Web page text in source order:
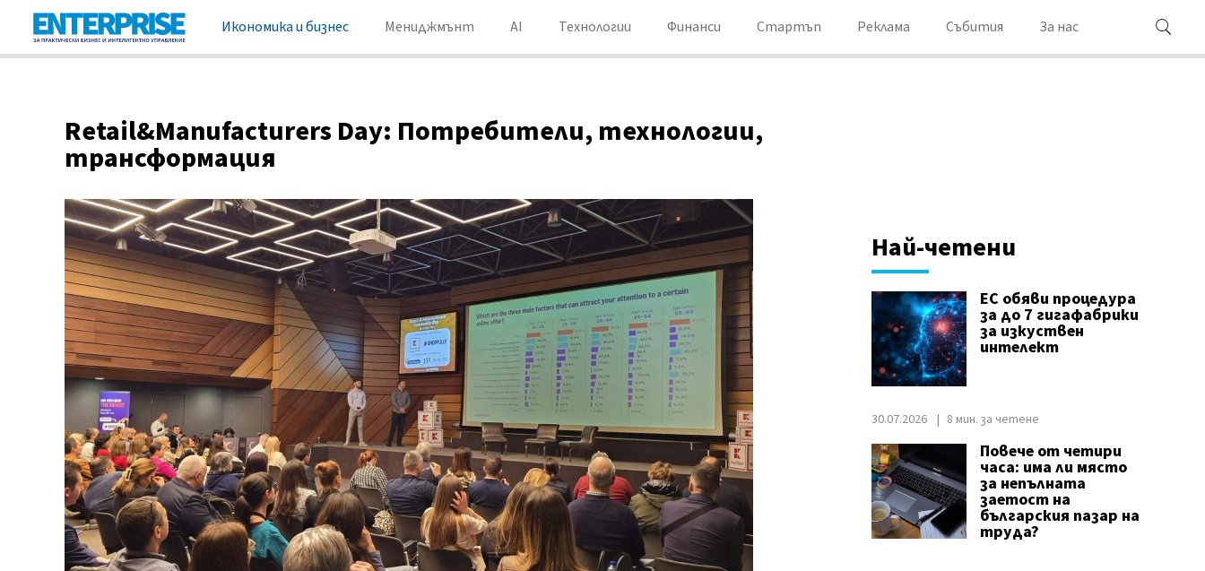
Икономика и бизнес Мениджмънт AI Технологии Финанси Стартъп Реклама Събития За нас
Retail&Manufacturers Day: Потребители, технологии,
трансформация
Най-четени
ЕС обяви процедура
за до 7 гигафабрики
за изкуствен
интелект
30.07.2026 8 мин. за четене
Повече от четири
часа: има ли място
за непълната
заетост на
българския пазар на
труда?